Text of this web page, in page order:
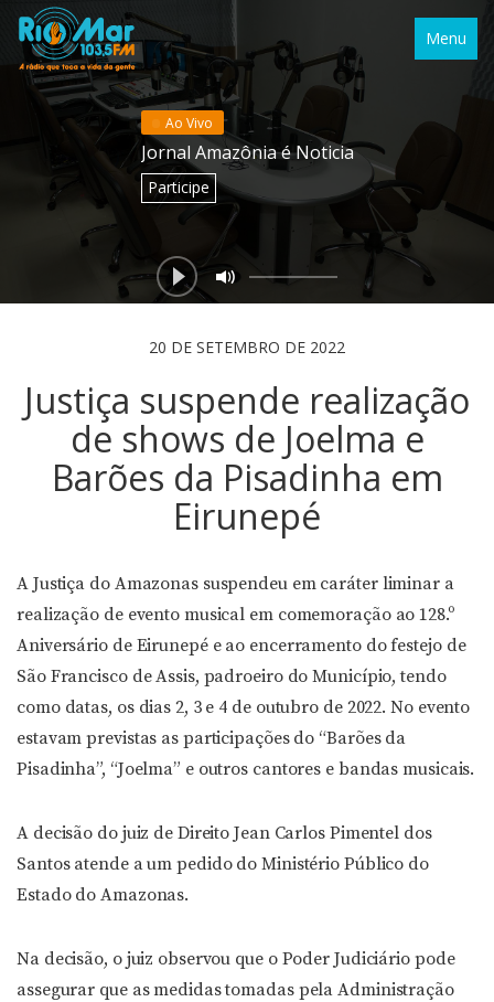
Menu
Ao Vivo
Jornal Amazônia é Noticia
Participe
20 DE SETEMBRO DE 2022
Justiça suspende realização
de shows de Joelma e
Barões da Pisadinha em
Eirunepé
A Justiça do Amazonas suspendeu em caráter liminar a
realização de evento musical em comemoração ao 128.º
Aniversário de Eirunepé e ao encerramento do festejo de
São Francisco de Assis, padroeiro do Município, tendo
como datas, os dias 2, 3 e 4 de outubro de 2022. No evento
estavam previstas as participações do “Barões da
Pisadinha”, “Joelma” e outros cantores e bandas musicais.
A decisão do juiz de Direito Jean Carlos Pimentel dos
Santos atende a um pedido do Ministério Público do
Estado do Amazonas.
Na decisão, o juiz observou que o Poder Judiciário pode
assegurar que as medidas tomadas pela Administração